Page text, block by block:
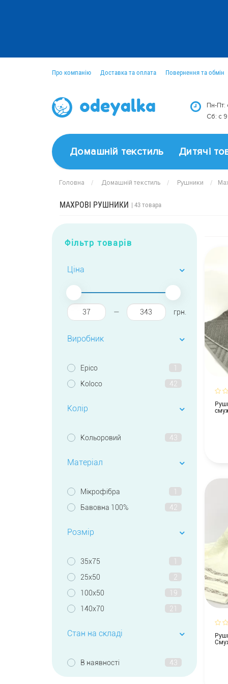
Про компанію Доставка та оплата Повернення та обмін
Пн-Пт:
Сб: c
Домашній текстиль Дитячі
Головна Домашній текстиль Рушники
МАХРОВІ РУШНИКИ | 43 товара
Фільтр товарів
Ціна
— грн.
Виробник
Epico
Koloco
42
Колір
Кольоровий 43
Матеріал
Мікрофібра
Бавовна 100%
42
Розмір
35х75
25х50
2
100х50
19
140х70
21
Стан на складі
В наявності 43